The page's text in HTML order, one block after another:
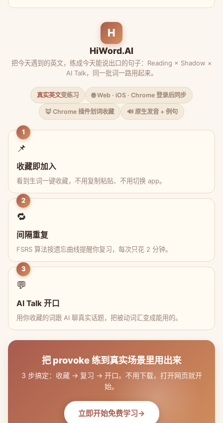
H
HiWord.AI
把今天遇到的英文，练成今天能说出口的句子：Reading × Shadow ×
AI Talk，同一批词一路用起来。
真实英文变练习 🌐 Web · iOS · Chrome 登录后同步
🦊 Chrome 插件划词收藏 🔊 原生发音 + 例句
1
📌
收藏即加入
看到生词一键收藏，不用复制粘贴、不用切换 app。
2
🔁
间隔重复
FSRS 算法按遗忘曲线提醒你复习，每次只花 2 分钟。
3
💬
AI Talk 开口
用你收藏的词跟 AI 聊真实话题，把被动词汇变成能用的。
把 provoke 练到真实场景里用出来
3 步搞定：收藏 → 复习 → 开口。不用下载，打开网页就开
始。
立即开始免费学习